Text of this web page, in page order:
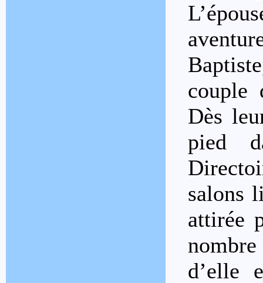
couple
Dès
pied
salons
attirée
d’elle